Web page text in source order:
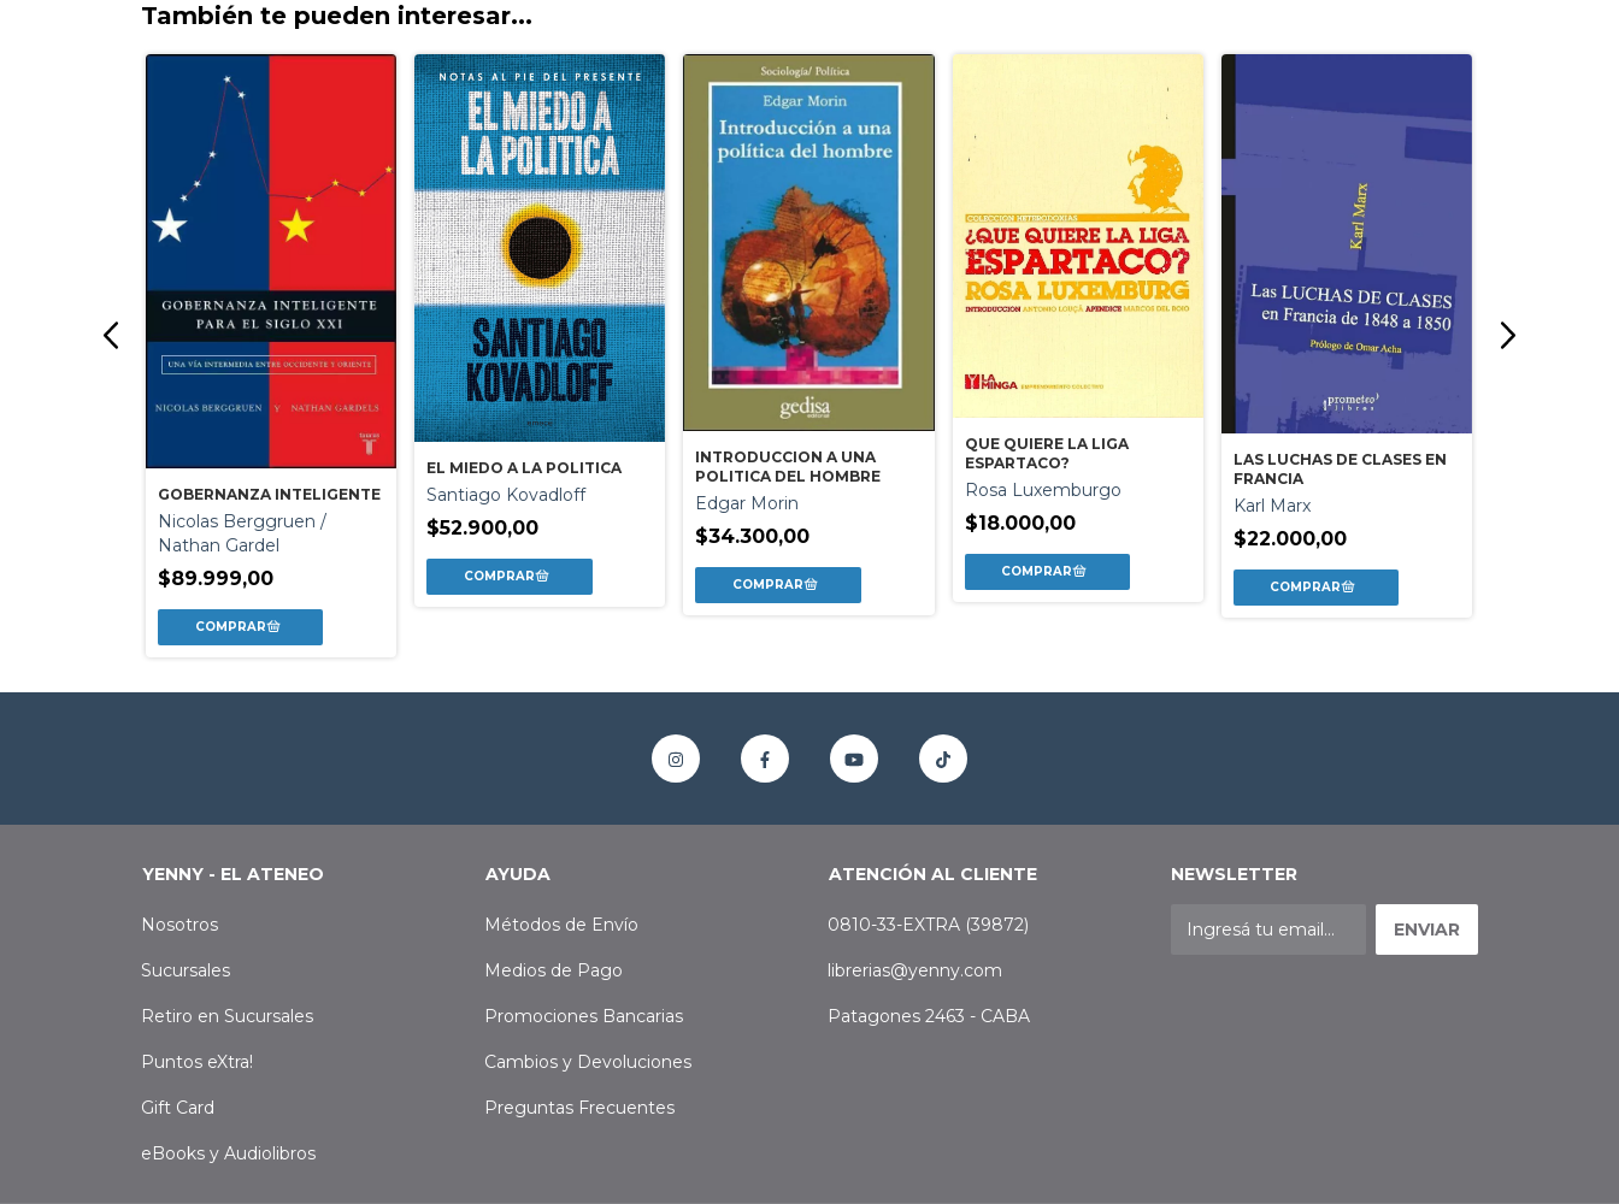
También te pueden interesar...
GOBERNANZA INTELIGENTE
Nicolas Berggruen /
Nathan Gardel
$89.999,00
EL MIEDO A LA POLITICA
Santiago Kovadloff
$52.900,00
INTRODUCCION A UNA
POLITICA DEL HOMBRE
Edgar Morin
$34.300,00
QUE QUIERE LA LIGA
ESPARTACO?
Rosa Luxemburgo
$18.000,00
LAS LUCHAS DE CLASES EN
FRANCIA
Karl Marx
$22.000,00
YENNY - EL ATENEO
Nosotros
Sucursales
Retiro en Sucursales
Puntos eXtra!
Gift Card
eBooks y Audiolibros
AYUDA
Métodos de Envío
Medios de Pago
Promociones Bancarias
Cambios y Devoluciones
Preguntas Frecuentes
ATENCIÓN AL CLIENTE
0810-33-EXTRA (39872)
librerias@yenny.com
Patagones 2463 - CABA
NEWSLETTER